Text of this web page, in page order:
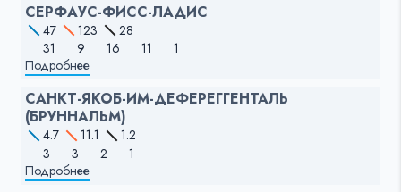
СЕРФАУС-ФИСС-ЛАДИС
47 123
28
31
9 16 11
1
Подробнее
САНКТ-ЯКОБ-ИМ-ДЕФЕРЕГГЕНТАЛЬ
(БРУННАЛЬМ)
4.7 11.1
1.2
3
3 2
1
Подробнее